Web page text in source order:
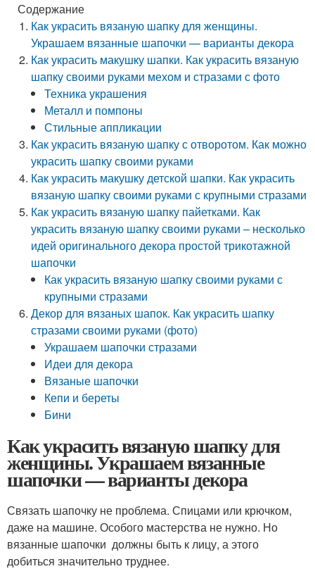
Содержание
Как украсить вязаную шапку для женщины.
Украшаем вязанные шапочки — варианты декора
Как украсить макушку шапки. Как украсить вязаную
шапку своими руками мехом и стразами с фото
Техника украшения
Металл и помпоны
Стильные аппликации
Как украсить вязаную шапку с отворотом. Как можно
украсить шапку своими руками
Как украсить макушку детской шапки. Как украсить
вязаную шапку своими руками с крупными стразами
Как украсить вязаную шапку пайетками. Как
украсить вязаную шапку своими руками – несколько
идей оригинального декора простой трикотажной
шапочки
Как украсить вязаную шапку своими руками с
крупными стразами
Декор для вязаных шапок. Как украсить шапку
стразами своими руками (фото)
Украшаем шапочки стразами
Идеи для декора
Вязаные шапочки
Кепи и береты
Бини
Как украсить вязаную шапку для
женщины. Украшаем вязанные
шапочки — варианты декора
Связать шапочку не проблема. Спицами или крючком,
даже на машине. Особого мастерства не нужно. Но
вязанные шапочки должны быть к лицу, а этого
добиться значительно труднее.